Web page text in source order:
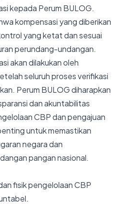
kepada Perum BULOG.
kompensasi yang diberikan
yang ketat dan sesuai
perundang-undangan.
akan dilakukan oleh
seluruh proses verifikasi
Perum BULOG diharapkan
dan akuntabilitas
CBP dan pengajuan
untuk memastikan
negara dan
pangan nasional.
fisik pengelolaan CBP